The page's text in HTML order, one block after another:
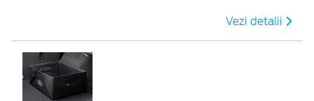
Vezi detalii